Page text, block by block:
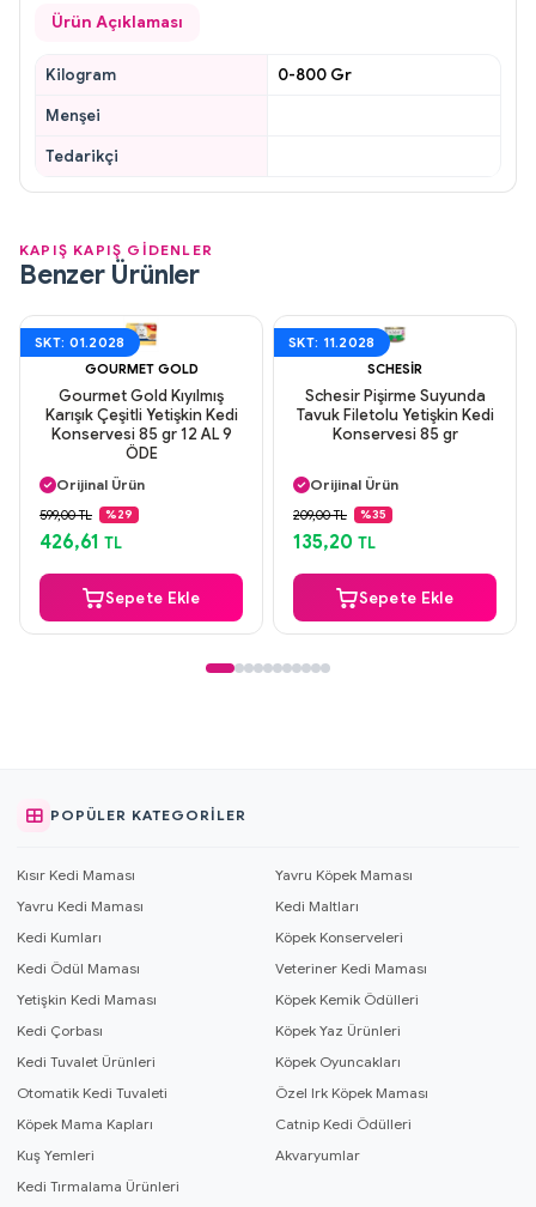
Ürün Açıklaması
Kilogram
0-800 Gr
Menşei
Tedarikçi
KAPIŞ KAPIŞ GİDENLER
Benzer Ürünler
SKT: 01.2028
GOURMET GOLD
Gourmet Gold Kıyılmış
Karışık Çeşitli Yetişkin Kedi
Konservesi 85 gr 12 AL 9
ÖDE
Aynı Gün Kargo
Orijinal Ürün
Güvenli Ödeme
Aynı Gün Kargo
599,00 TL %29
426,61 TL
Sepete Ekle
SKT: 11.2028
SCHESIR
Schesir Pişirme Suyunda
Tavuk Filetolu Yetişkin Kedi
Konservesi 85 gr
Orijinal Ürün
Güvenli Ödeme
Aynı Gün Kargo
209,00 TL %35
135,20 TL
Sepete Ekle
POPÜLER KATEGORILER
Kısır Kedi Maması
Yavru Köpek Maması
Yavru Kedi Maması
Kedi Maltları
Kedi Kumları
Köpek Konserveleri
Kedi Ödül Maması
Veteriner Kedi Maması
Yetişkin Kedi Maması
Köpek Kemik Ödülleri
Kedi Çorbası
Köpek Yaz Ürünleri
Kedi Tuvalet Ürünleri
Köpek Oyuncakları
Otomatik Kedi Tuvaleti
Özel Irk Köpek Maması
Köpek Mama Kapları
Catnip Kedi Ödülleri
Kuş Yemleri
Akvaryumlar
Kedi Tırmalama Ürünleri